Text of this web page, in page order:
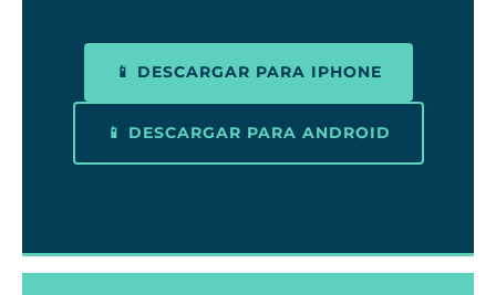
📱 DESCARGAR PARA IPHONE
📱 DESCARGAR PARA ANDROID